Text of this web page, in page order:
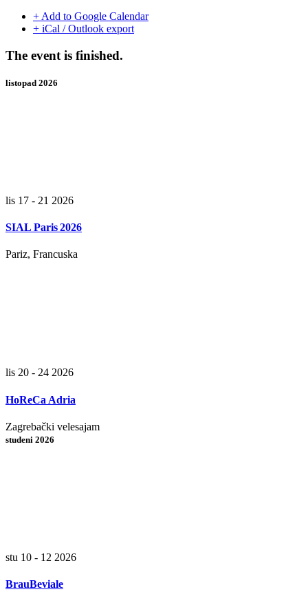
+ Add to Google Calendar
+ iCal / Outlook export
The event is finished.
listopad 2026
lis 17 - 21 2026
SIAL Paris 2026
Pariz, Francuska
lis 20 - 24 2026
HoReCa Adria
Zagrebački velesajam
studeni 2026
stu 10 - 12 2026
BrauBeviale